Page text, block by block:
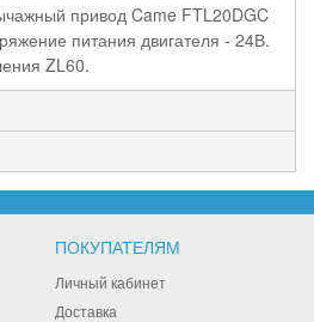
привод Came FTL20DGC
питания двигателя - 24В.
ZL60.
ПОКУПАТЕЛЯМ
Личный кабинет
Доставка